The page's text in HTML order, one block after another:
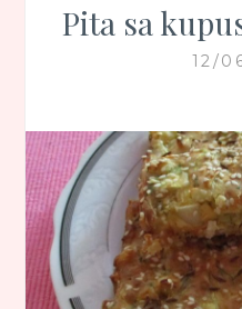
Pita sa
12/